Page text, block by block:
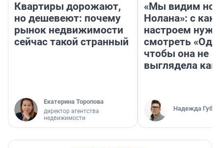
Квартиры дорожают,
но дешевеют: почему
рынок недвижимости
сейчас такой странный
Екатерина Торопова
директор агентства
недвижимости
«Мы видим
Нолана»: с
настроем
смотреть
чтобы она не
выглядела как
Надежда